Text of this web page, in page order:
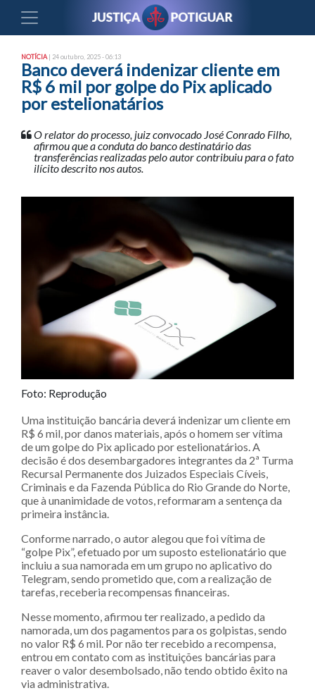
NOTÍCIA | 24 outubro, 2025 - 06:13
Banco deverá indenizar cliente em
R$ 6 mil por golpe do Pix aplicado
por estelionatários
O relator do processo, juiz convocado José Conrado Filho,
afirmou que a conduta do banco destinatário das
transferências realizadas pelo autor contribuiu para o fato
ilícito descrito nos autos.
Foto: Reprodução
Uma instituição bancária deverá indenizar um cliente em
R$ 6 mil, por danos materiais, após o homem ser vítima
de um golpe do Pix aplicado por estelionatários. A
decisão é dos desembargadores integrantes da 2ª Turma
Recursal Permanente dos Juizados Especiais Cíveis,
Criminais e da Fazenda Pública do Rio Grande do Norte,
que à unanimidade de votos, reformaram a sentença da
primeira instância.
Conforme narrado, o autor alegou que foi vítima de
“golpe Pix”, efetuado por um suposto estelionatário que
incluiu a sua namorada em um grupo no aplicativo do
Telegram, sendo prometido que, com a realização de
tarefas, receberia recompensas financeiras.
Nesse momento, afirmou ter realizado, a pedido da
namorada, um dos pagamentos para os golpistas, sendo
no valor R$ 6 mil. Por não ter recebido a recompensa,
entrou em contato com as instituições bancárias para
reaver o valor desembolsado, não tendo obtido êxito na
via administrativa.